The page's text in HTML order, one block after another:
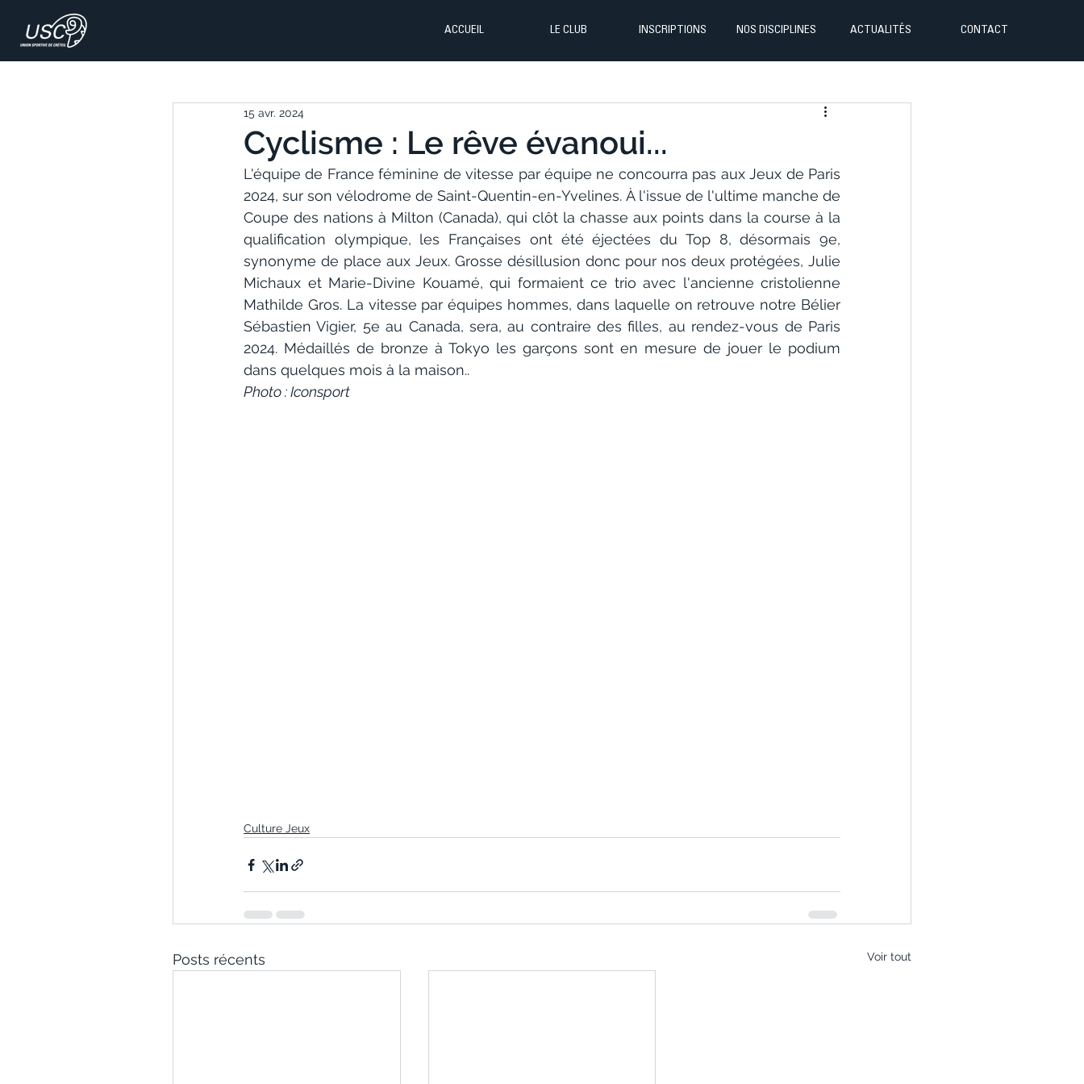
ACCUEIL LE CLUB INSCRIPTIONS NOS DISCIPLINES ACTUALITÉS CONTACT
Cyclisme : Le rêve évanoui...
15 avr. 2024
L'équipe de France féminine de vitesse par équipe ne concourra pas aux Jeux de Paris
2024, sur son vélodrome de Saint-Quentin-en-Yvelines. À l'issue de l'ultime manche de
Coupe des nations à Milton (Canada), qui clôt la chasse aux points dans la course à la
qualification olympique, les Françaises ont été éjectées du Top 8, désormais 9e,
synonyme de place aux Jeux. Grosse désillusion donc pour nos deux protégées, Julie
Michaux et Marie-Divine Kouamé, qui formaient ce trio avec l'ancienne cristolienne
Mathilde Gros. La vitesse par équipes hommes, dans laquelle on retrouve notre Bélier
Sébastien Vigier, 5e au Canada, sera, au contraire des filles, au rendez-vous de Paris
2024. Médaillés de bronze à Tokyo les garçons sont en mesure de jouer le podium
dans quelques mois à la maison..
Photo : Iconsport
Culture Jeux
Posts récents Voir tout